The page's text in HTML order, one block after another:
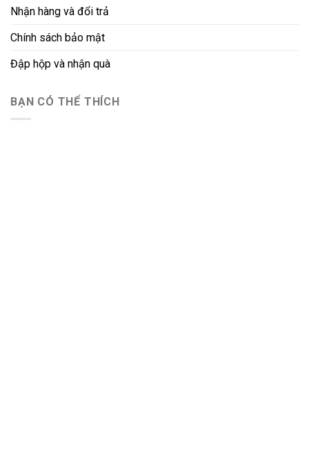
Nhận hàng và đổi trả
Chính sách bảo mật
Đập hộp và nhận quà
BẠN CÓ THỂ THÍCH